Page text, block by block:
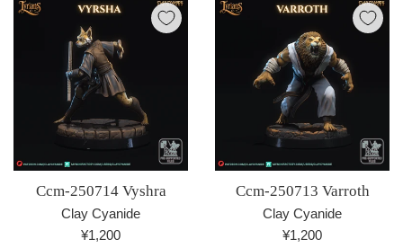
え
Ccm-250714 Vyshra
Clay Cyanide
通
¥1,200
Ccm-250713 Varroth
Clay Cyanide
通
¥1,200